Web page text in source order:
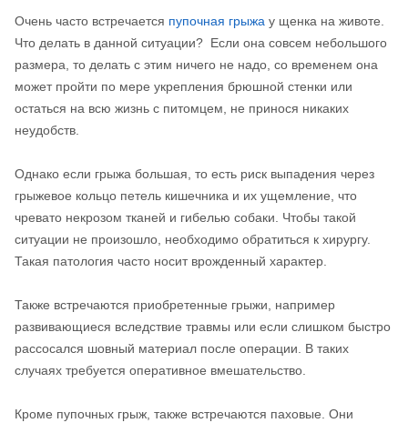
Очень часто встречается пупочная грыжа у щенка на животе.
Что делать в данной ситуации? Если она совсем небольшого
размера, то делать с этим ничего не надо, со временем она
может пройти по мере укрепления брюшной стенки или
остаться на всю жизнь с питомцем, не принося никаких
неудобств.
Однако если грыжа большая, то есть риск выпадения через
грыжевое кольцо петель кишечника и их ущемление, что
чревато некрозом тканей и гибелью собаки. Чтобы такой
ситуации не произошло, необходимо обратиться к хирургу.
Такая патология часто носит врожденный характер.
Также встречаются приобретенные грыжи, например
развивающиеся вследствие травмы или если слишком быстро
рассосался шовный материал после операции. В таких
случаях требуется оперативное вмешательство.
Кроме пупочных грыж, также встречаются паховые. Они